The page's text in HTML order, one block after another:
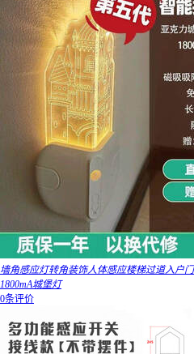
墙角感应灯转角装饰人体感应楼梯过道入户
1800mA城堡灯
0条评价